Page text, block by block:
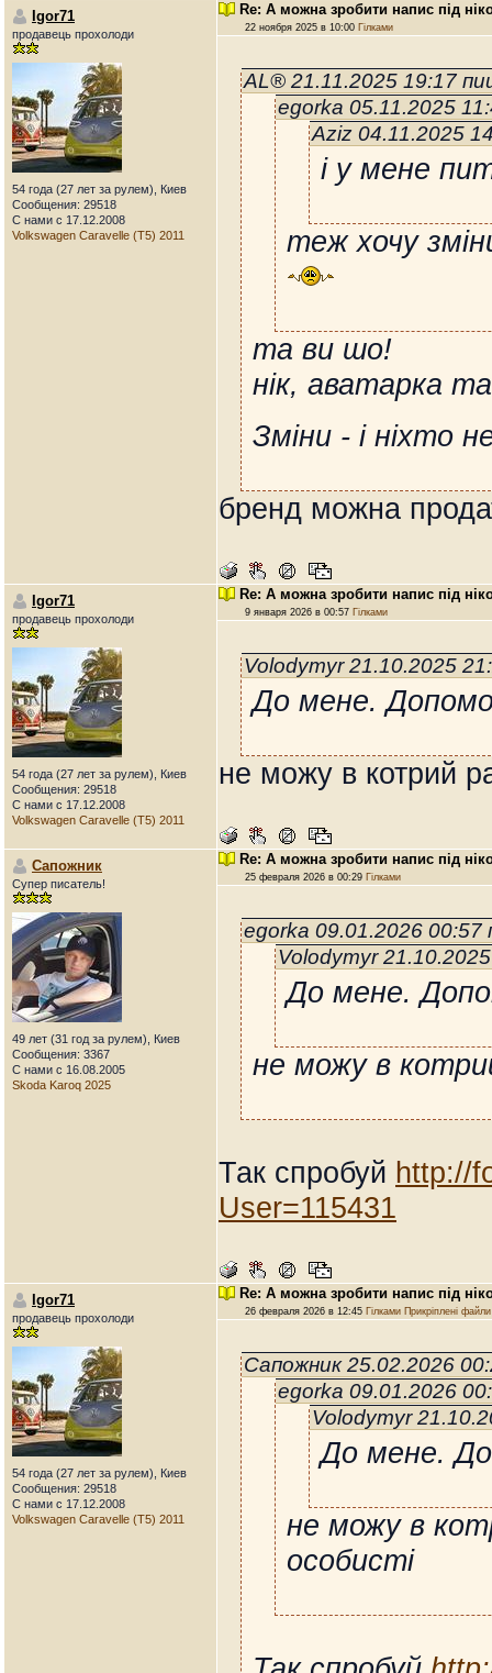
Igor71
продавець прохолоди
54 года (27 лет за рулем), Киев
Сообщения: 29518
С нами с 17.12.2008
Volkswagen Caravelle (T5) 2011
Re: А можна зробити напис під
22 ноября 2025 в 10:00 Гілками
AL® 21.11.2025 19:17
egorka 05.11.2025
Aziz 04.11.2025
і у мене
теж хочу
та ви шо!
нік, аватарка
Зміни - і ніхто
бренд можна
Igor71
продавець прохолоди
54 года (27 лет за рулем), Киев
Сообщения: 29518
С нами с 17.12.2008
Volkswagen Caravelle (T5) 2011
Re: А можна зробити напис під
9 января 2026 в 00:57 Гілками
Volodymyr 21.10.2025
До мене.
не можу в котрий
Сапожник
Супер писатель!
49 лет (31 год за рулем), Киев
Сообщения: 3367
С нами с 16.08.2005
Skoda Karoq 2025
Re: А можна зробити напис під
25 февраля 2026 в 00:29 Гілками
egorka 09.01.2026
Volodymyr
До мене.
не можу в
Так спробуй http://
User=115431
Igor71
продавець прохолоди
54 года (27 лет за рулем), Киев
Сообщения: 29518
С нами с 17.12.2008
Volkswagen Caravelle (T5) 2011
Re: А можна зробити напис під
26 февраля 2026 в 12:45 Гілками Прикріплені файли
Сапожник 25.02.2026
egorka 09.01.2026
Volodymyr
До мене.
не можу в
особисті